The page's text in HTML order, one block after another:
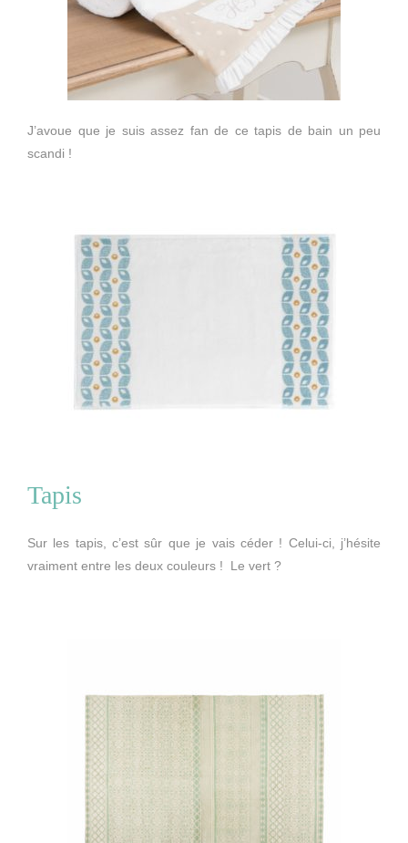
J’avoue que je suis assez fan de ce tapis de bain un peu
scandi !
Tapis
Sur les tapis, c’est sûr que je vais céder ! Celui-ci, j’hésite
vraiment entre les deux couleurs ! Le vert ?